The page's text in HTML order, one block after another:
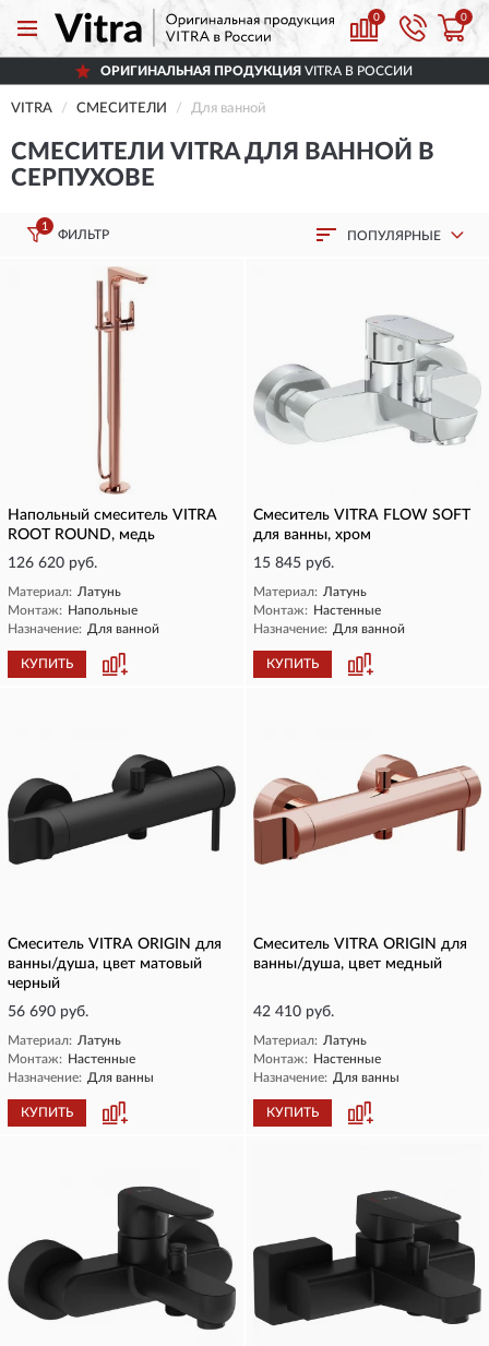
0 0
ОРИГИНАЛЬНАЯ ПРОДУКЦИЯ VITRA В РОССИИ
VITRA СМЕСИТЕЛИ Для ванной
СМЕСИТЕЛИ VITRA ДЛЯ ВАННОЙ В
СЕРПУХОВЕ
1
ФИЛЬТР ПОПУЛЯРНЫЕ
Напольный смеситель VITRA
ROOT ROUND, медь
126 620 руб.
Материал: Латунь
Монтаж: Напольные
Назначение: Для ванной
КУПИТЬ
Смеситель VITRA FLOW SOFT
для ванны, хром
15 845 руб.
Материал: Латунь
Монтаж: Настенные
Назначение: Для ванной
КУПИТЬ
Смеситель VITRA ORIGIN для
ванны/душа, цвет матовый
черный
56 690 руб.
Материал: Латунь
Монтаж: Настенные
Назначение: Для ванны
КУПИТЬ
Смеситель VITRA ORIGIN для
ванны/душа, цвет медный
42 410 руб.
Материал: Латунь
Монтаж: Настенные
Назначение: Для ванны
КУПИТЬ